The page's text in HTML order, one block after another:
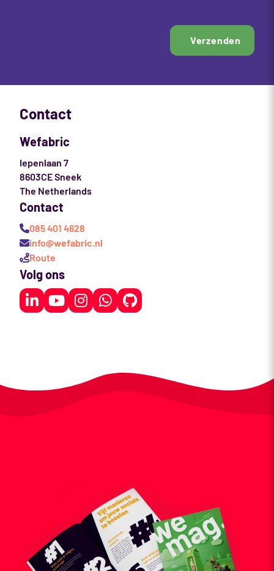
Contact
Wefabric
Iepenlaan 7
8603CE Sneek
The Netherlands
Contact
085 401 4628
info@wefabric.nl
Route
Volg ons
Verzenden